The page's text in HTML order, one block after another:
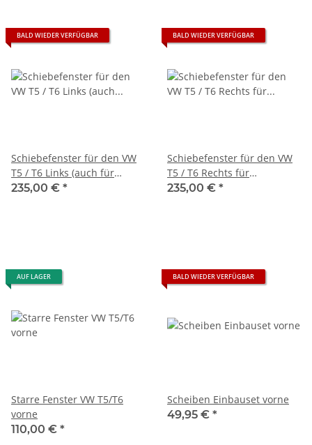
BALD WIEDER VERFÜGBAR
Schiebefenster für den VW
T5 / T6 Links (auch für
Schiebetür)
235,00 € *
BALD WIEDER VERFÜGBAR
Schiebefenster für den VW
T5 / T6 Rechts für
Schiebetür
235,00 € *
AUF LAGER
Starre Fenster VW T5/T6
vorne
110,00 € *
BALD WIEDER VERFÜGBAR
Scheiben Einbauset vorne
49,95 € *